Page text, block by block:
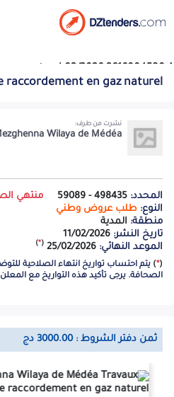
=-=-=-
raccordement en gaz naturel
نشرت من طرف:
Wilaya de Médéa
المحدد: 498435 - 59089
منتهي
النوع: طلب عروض وطني
منطقة: المدية
تاريخ النشر: 11/02/2026
الموعد النهائي: 25/02/2026
(
*
)
(
*
) يتم احتساب تواريخ انتهاء الصلاحية
الصحافة. يرجى تأكيد هذه التواريخ مع
ثمن دفتر الشروط : 3000.00 دج